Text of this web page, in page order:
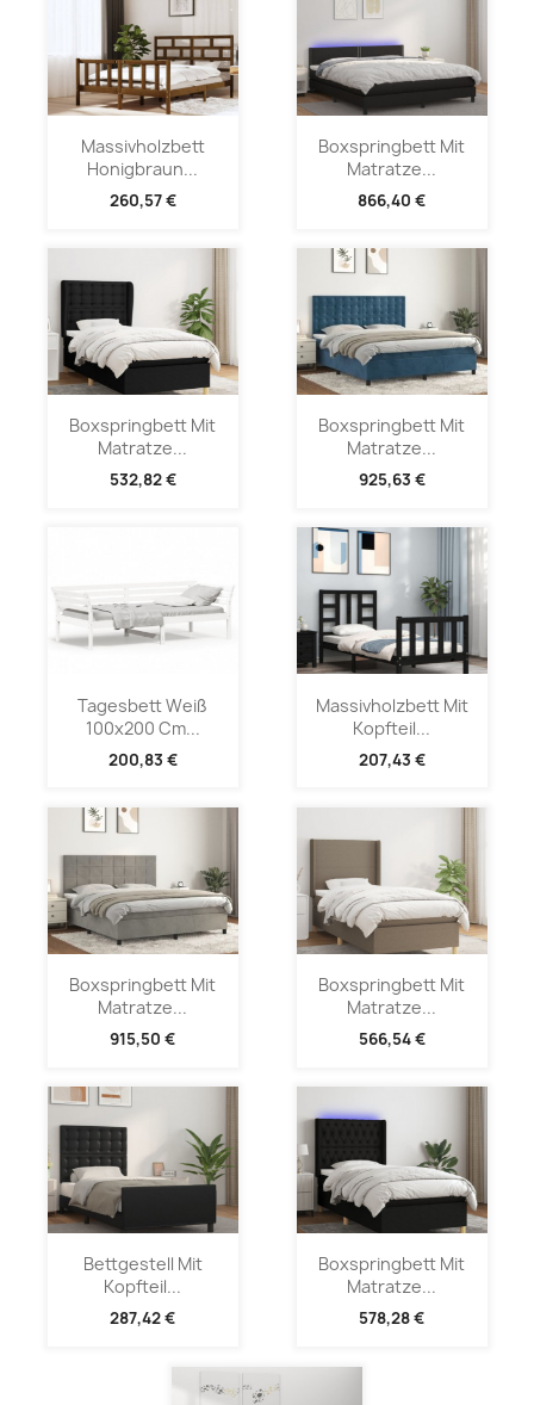
Massivholzbett
Honigbraun...
260,57 €
Boxspringbett Mit
Matratze...
866,40 €
Boxspringbett Mit
Matratze...
532,82 €
Boxspringbett Mit
Matratze...
925,63 €
Tagesbett Weiß
100x200 Cm...
200,83 €
Massivholzbett Mit
Kopfteil...
207,43 €
Boxspringbett Mit
Matratze...
915,50 €
Boxspringbett Mit
Matratze...
566,54 €
Bettgestell Mit
Kopfteil...
287,42 €
Boxspringbett Mit
Matratze...
578,28 €